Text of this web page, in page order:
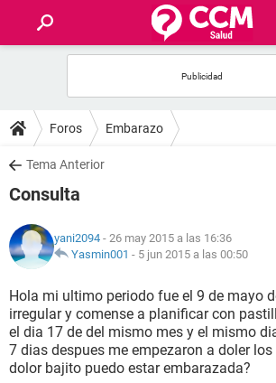
FOROS
SALUD
NUTRICIÓN
BIENESTAR
SEXUALIDAD
Foros Embarazo
Tema Anterior
Consulta
yani2094 - 26 may 2015 a las 16:36
Yasmin001 - 5 jun 2015 a las 00:50
Hola mi ultimo periodo fue el 9 de mayo
irregular y comense a planificar con
el dia 17 de del mismo mes y el mismo
7 dias despues me empezaron a doler
dolor bajito puedo estar embarazada?